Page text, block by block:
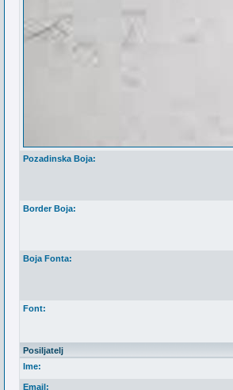
Pozadinska Boja:
Border Boja:
Boja Fonta:
Font:
Posiljatelj
Ime:
Email: